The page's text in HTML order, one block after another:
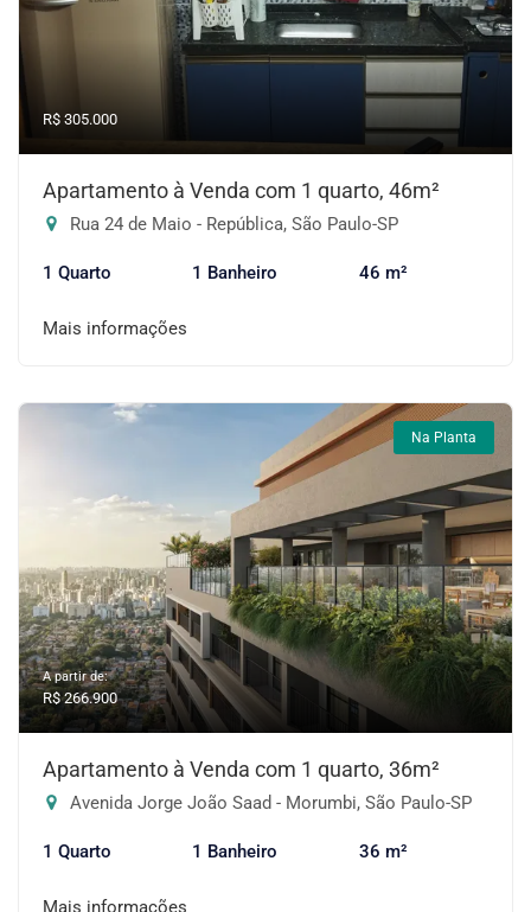
R$ 305.000
Apartamento à Venda com 1 quarto, 46m²
Rua 24 de Maio - República, São Paulo-SP
1 Quarto 1 Banheiro 46 m²
Mais informações
Na Planta
A partir de:
R$ 266.900
Apartamento à Venda com 1 quarto, 36m²
Avenida Jorge João Saad - Morumbi, São Paulo-SP
1 Quarto 1 Banheiro 36 m²
Mais informações